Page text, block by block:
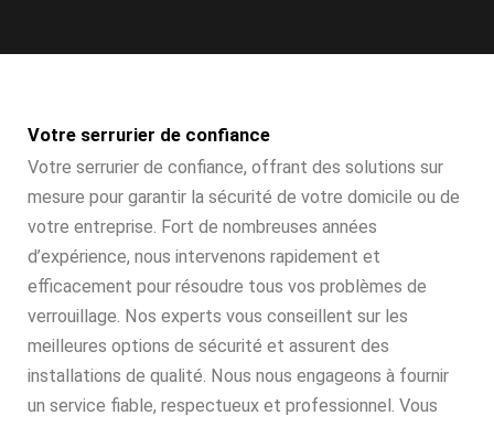
Votre serrurier de confiance
Votre serrurier de confiance, offrant des solutions sur
mesure pour garantir la sécurité de votre domicile ou de
votre entreprise. Fort de nombreuses années
d’expérience, nous intervenons rapidement et
efficacement pour résoudre tous vos problèmes de
verrouillage. Nos experts vous conseillent sur les
meilleures options de sécurité et assurent des
installations de qualité. Nous nous engageons à fournir
un service fiable, respectueux et professionnel. Vous